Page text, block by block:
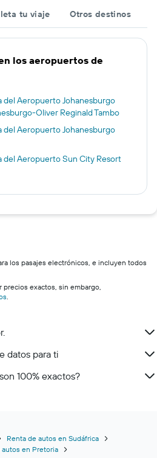
tu viaje Otros destinos
los aeropuertos de
del Aeropuerto Johanesburgo
Oliver Reginald Tambo
del Aeropuerto Johanesburgo
del Aeropuerto Sun City Resort
los pasajes electrónicos, e incluyen todos
precios exactos, sin embargo,
datos para ti
100% exactos?
Renta de autos en Sudáfrica
autos en Pretoria